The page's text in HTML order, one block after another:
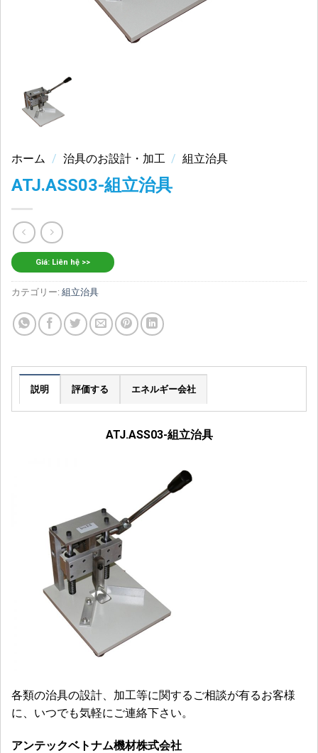
ホーム / 治具のお設計・加工 / 組立治具
ATJ.ASS03-組立治具
Giá: Liên hệ >>
カテゴリー: 組立治具
説明 評価する エネルギー会社
ATJ.ASS03-組立治具
各類の治具の設計、加工等に関するご相談が有るお客様
に、いつでも気軽にご連絡下さい。
アンテックベトナム機材株式会社